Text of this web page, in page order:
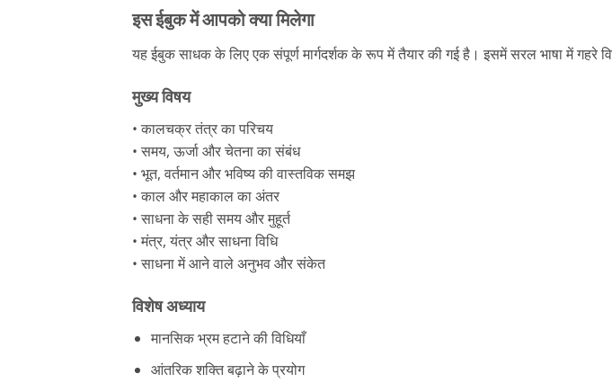
इस ईबुक में आपको क्या मिलेगा
यह ईबुक साधक के लिए एक संपूर्ण मार्गदर्शक के रूप में तैयार की गई है। इसमें सरल भाषा में गहरे
मुख्य विषय
• कालचक्र तंत्र का परिचय
• समय, ऊर्जा और चेतना का संबंध
• भूत, वर्तमान और भविष्य की वास्तविक समझ
• काल और महाकाल का अंतर
• साधना के सही समय और मुहूर्त
• मंत्र, यंत्र और साधना विधि
• साधना में आने वाले अनुभव और संकेत
विशेष अध्याय
मानसिक भ्रम हटाने की विधियाँ
आंतरिक शक्ति बढ़ाने के प्रयोग